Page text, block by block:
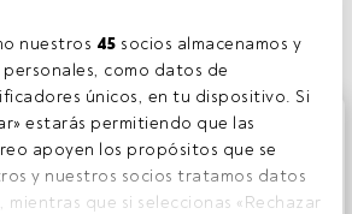
nuestros 45 socios almacenamos y
como datos de
únicos, en tu dispositivo. Si
estarás permitiendo que las
apoyen los propósitos que se
y nuestros socios tratamos datos
que si seleccionas «Rechazar
para los usuarios registrados
estás registrado, accede desde el
tienes cuenta, te invitamos a
de todo el universo que ofrece